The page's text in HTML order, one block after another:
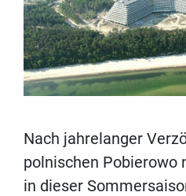
Nach jahrelanger
polnischen Pobierowo
in dieser